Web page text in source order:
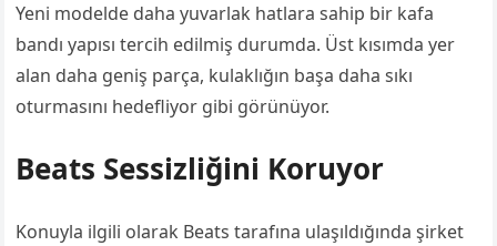
Yeni modelde daha yuvarlak hatlara sahip bir kafa
bandı yapısı tercih edilmiş durumda. Üst kısımda yer
alan daha geniş parça, kulaklığın başa daha sıkı
oturmasını hedefliyor gibi görünüyor.
Beats Sessizliğini Koruyor
Konuyla ilgili olarak Beats tarafına ulaşıldığında şirket